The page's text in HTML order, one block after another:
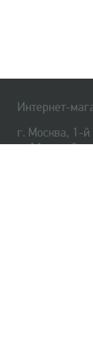
Интернет-
г. Москва, 1-
д. 1А, стр. 3,